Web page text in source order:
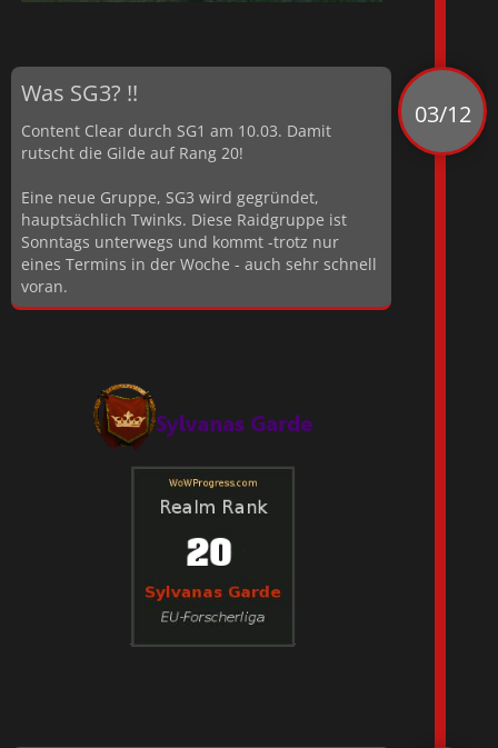
Was SG3? !!
Content Clear durch SG1 am 10.03. Damit
rutscht die Gilde auf Rang 20!
Eine neue Gruppe, SG3 wird gegründet,
hauptsächlich Twinks. Diese Raidgruppe ist
Sonntags unterwegs und kommt -trotz nur
eines Termins in der Woche - auch sehr schnell
voran.
03/12